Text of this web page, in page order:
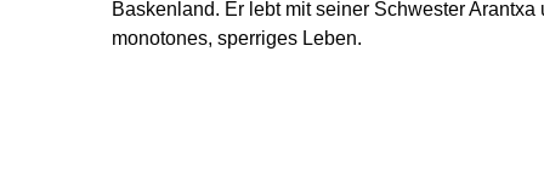
Baskenland. Er lebt mit seiner Schwester
monotones, sperriges Leben.